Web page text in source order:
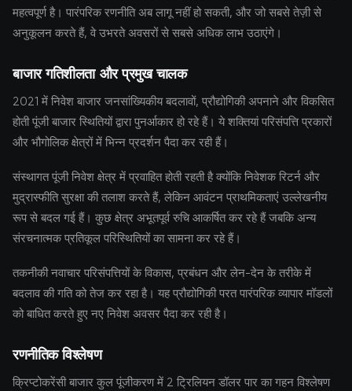
महत्वपूर्ण है। पारंपरिक रणनीति अब लागू नहीं हो सकती, और जो सबसे तेज़ी से
अनुकूलन करते हैं, वे उभरते अवसरों से सबसे अधिक लाभ उठाएंगे।
बाजार गतिशीलता और प्रमुख चालक
2021 में निवेश बाजार जनसांख्यिकीय बदलावों, प्रौद्योगिकी अपनाने और विकसित
होती पूंजी बाजार स्थितियों द्वारा पुनर्आकार हो रहे हैं। ये शक्तियां परिसंपत्ति प्रकारों
और भौगोलिक क्षेत्रों में भिन्न प्रदर्शन पैदा कर रही हैं।
संस्थागत पूंजी निवेश क्षेत्र में प्रवाहित होती रहती है क्योंकि निवेशक रिटर्न और
मुद्रास्फीति सुरक्षा की तलाश करते हैं, लेकिन आवंटन प्राथमिकताएं उल्लेखनीय
रूप से बदल गई हैं। कुछ क्षेत्र अभूतपूर्व रुचि आकर्षित कर रहे हैं जबकि अन्य
संरचनात्मक प्रतिकूल परिस्थितियों का सामना कर रहे हैं।
तकनीकी नवाचार परिसंपत्तियों के विकास, प्रबंधन और लेन-देन के तरीके में
बदलाव की गति को तेज कर रहा है। यह प्रौद्योगिकी परत पारंपरिक व्यापार मॉडलों
को बाधित करते हुए नए निवेश अवसर पैदा कर रही है।
रणनीतिक विश्लेषण
क्रिप्टोकरेंसी बाजार कुल पूंजीकरण में 2 ट्रिलियन डॉलर पार का गहन विश्लेषण